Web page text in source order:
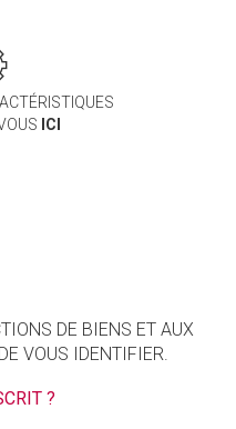
ICI
DE BIENS ET AUX
VOUS IDENTIFIER.
?